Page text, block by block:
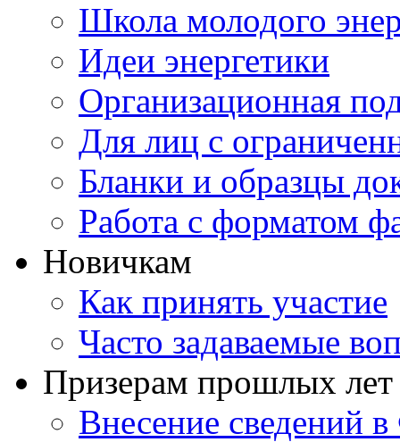
Школа молодого
Идеи энергетики
Организационная
Для лиц с
Бланки и образцы
Работа с форматом
Новичкам
Как принять участие
Часто задаваемые
Призерам прошлых лет
Внесение